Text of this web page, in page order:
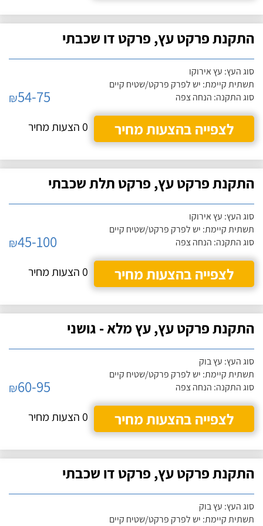
התקנת פרקט עץ, פרקט דו שכבתי
סוג העץ: עץ אירוקו
תשתית קיימת: יש לפרק פרקט/שטיח קיים
סוג התקנה: הנחה צפה
₪54-75
לצפייה בהצעות מחיר
0 הצעות מחיר
התקנת פרקט עץ, פרקט תלת שכבתי
סוג העץ: עץ אירוקו
תשתית קיימת: יש לפרק פרקט/שטיח קיים
סוג התקנה: הנחה צפה
₪45-100
לצפייה בהצעות מחיר
0 הצעות מחיר
התקנת פרקט עץ, עץ מלא - גושני
סוג העץ: עץ בוק
תשתית קיימת: יש לפרק פרקט/שטיח קיים
סוג התקנה: הנחה צפה
₪60-95
לצפייה בהצעות מחיר
0 הצעות מחיר
התקנת פרקט עץ, פרקט דו שכבתי
סוג העץ: עץ בוק
תשתית קיימת: יש לפרק פרקט/שטיח קיים